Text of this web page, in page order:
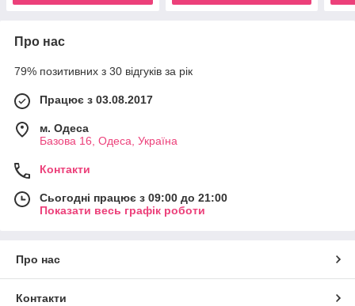
Про нас
79% позитивних з 30 відгуків за рік
Працює з 03.08.2017
м. Одеса
Базова 16, Одеса, Україна
Контакти
Сьогодні працює з 09:00 до 21:00
Показати весь графік роботи
Про нас
Контакти